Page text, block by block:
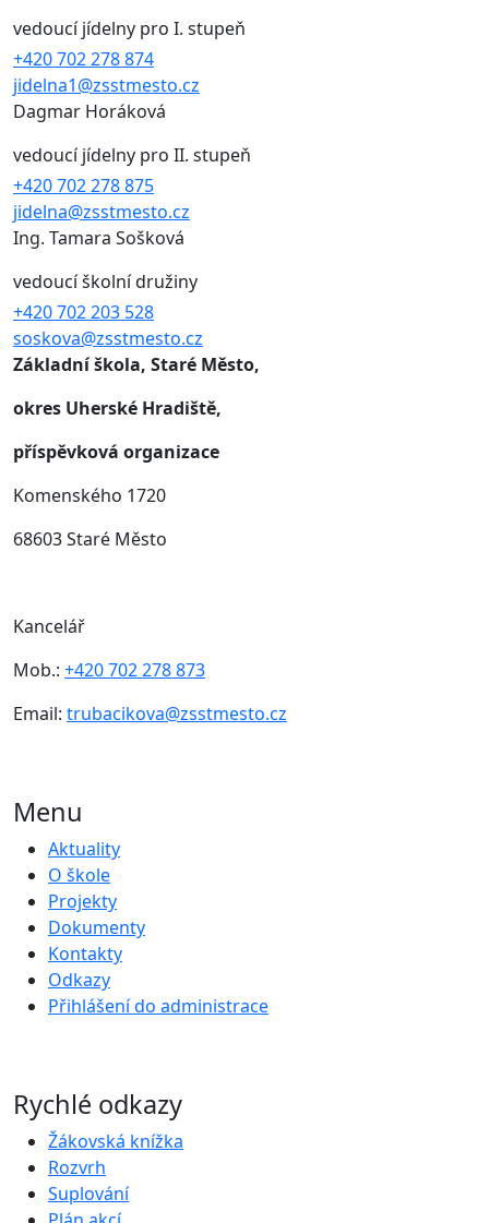
vedoucí jídelny pro I. stupeň
+420 702 278 874
jidelna1@zsstmesto.cz
Dagmar Horáková
vedoucí jídelny pro II. stupeň
+420 702 278 875
jidelna@zsstmesto.cz
Ing. Tamara Sošková
vedoucí školní družiny
+420 702 203 528
soskova@zsstmesto.cz
Základní škola, Staré Město,
okres Uherské Hradiště,
příspěvková organizace
Komenského 1720
68603 Staré Město
Kancelář
Mob.: +420 702 278 873
Email: trubacikova@zsstmesto.cz
Menu
Aktuality
O škole
Projekty
Dokumenty
Kontakty
Odkazy
Přihlášení do administrace
Rychlé odkazy
Žákovská knížka
Rozvrh
Suplování